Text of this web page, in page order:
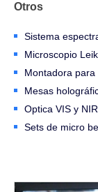
Otros
Sistema
Microscopio
Montadora
Mesas
Optica VIS y NIR
Sets de micro